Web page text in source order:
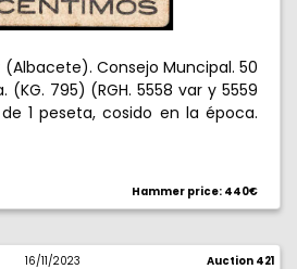
Consejo Muncipal. 50
795) (RGH. 5558 var y 5559
1 peseta, cosido en la época.
Hammer price: 440€
16/11/2023 Auction 421